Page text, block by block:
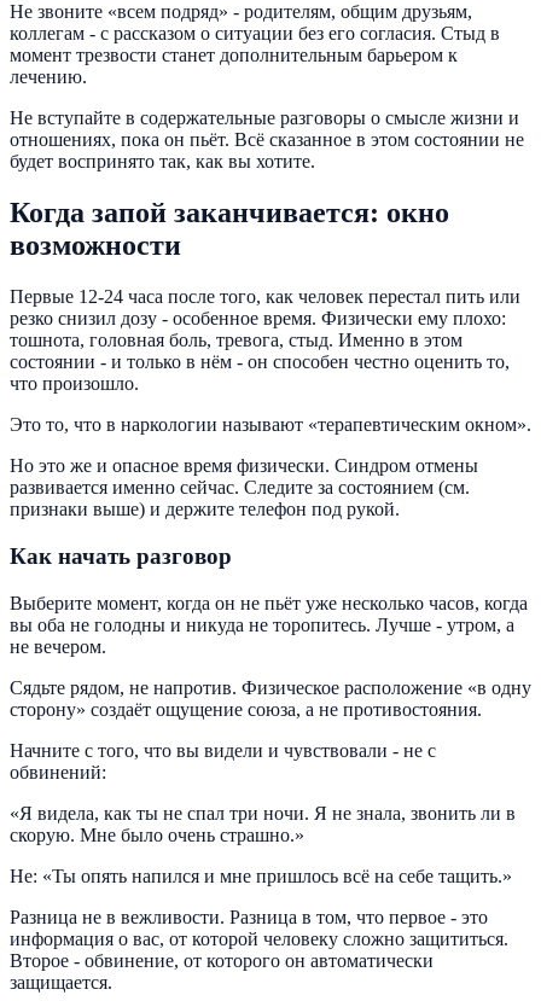
Не звоните «всем подряд» - родителям, общим друзьям,
коллегам - с рассказом о ситуации без его согласия. Стыд в
момент трезвости станет дополнительным барьером к
лечению.
Не вступайте в содержательные разговоры о смысле жизни и
отношениях, пока он пьёт. Всё сказанное в этом состоянии не
будет воспринято так, как вы хотите.
Когда запой заканчивается: окно
возможности
Первые 12-24 часа после того, как человек перестал пить или
резко снизил дозу - особенное время. Физически ему плохо:
тошнота, головная боль, тревога, стыд. Именно в этом
состоянии - и только в нём - он способен честно оценить то,
что произошло.
Это то, что в наркологии называют «терапевтическим окном».
Но это же и опасное время физически. Синдром отмены
развивается именно сейчас. Следите за состоянием (см.
признаки выше) и держите телефон под рукой.
Как начать разговор
Выберите момент, когда он не пьёт уже несколько часов, когда
вы оба не голодны и никуда не торопитесь. Лучше - утром, а
не вечером.
Сядьте рядом, не напротив. Физическое расположение «в одну
сторону» создаёт ощущение союза, а не противостояния.
Начните с того, что вы видели и чувствовали - не с
обвинений:
«Я видела, как ты не спал три ночи. Я не знала, звонить ли в
скорую. Мне было очень страшно.»
Не: «Ты опять напился и мне пришлось всё на себе тащить.»
Разница не в вежливости. Разница в том, что первое - это
информация о вас, от которой человеку сложно защититься.
Второе - обвинение, от которого он автоматически
защищается.